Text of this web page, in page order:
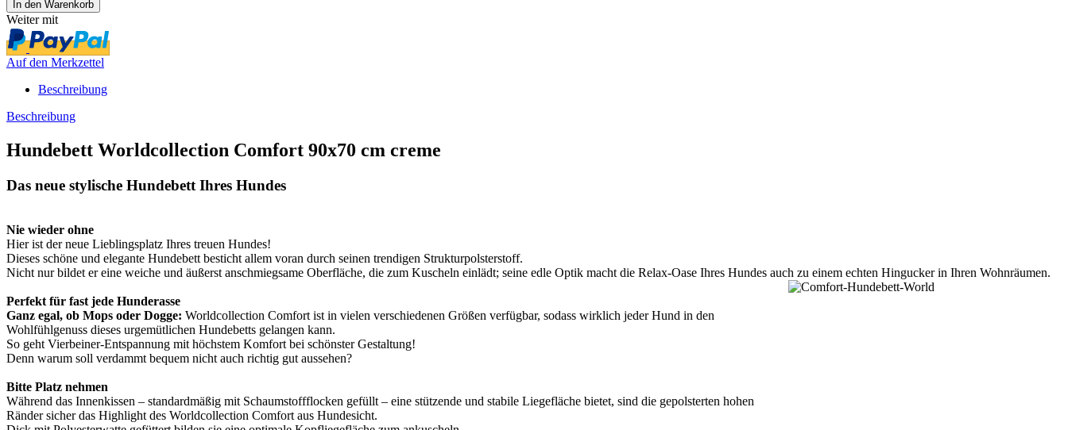
Weiter mit
Auf den Merkzettel
Beschreibung
Beschreibung
Hundebett Worldcollection Comfort 90x70 cm creme
Das neue stylische Hundebett Ihres Hundes
Nie wieder ohne
Hier ist der neue Lieblingsplatz Ihres treuen Hundes!
Dieses schöne und elegante Hundebett besticht allem voran durch seinen trendigen Strukturpolsterstoff.
Nicht nur bildet er eine weiche und äußerst anschmiegsame Oberfläche, die zum Kuscheln einlädt; seine edle Optik macht die Relax-Oase Ihres Hundes auch zu einem echten Hingucker in Ihren Wohnräumen.
Perfekt für fast jede Hunderasse
Ganz egal, ob Mops oder Dogge: Worldcollection Comfort ist in vielen verschiedenen Größen verfügbar, sodass wirklich jeder Hund in den
Wohlfühlgenuss dieses urgemütlichen Hundebetts gelangen kann.
So geht Vierbeiner-Entspannung mit höchstem Komfort bei schönster Gestaltung!
Denn warum soll verdammt bequem nicht auch richtig gut aussehen?
Bitte Platz nehmen
Während das Innenkissen – standardmäßig mit Schaumstoffflocken gefüllt – eine stützende und stabile Liegefläche bietet, sind die gepolsterten hohen
Ränder sicher das Highlight des Worldcollection Comfort aus Hundesicht.